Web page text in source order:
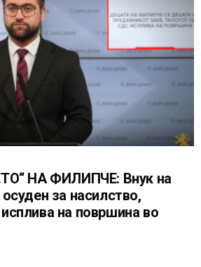
НА ФИЛИПЧЕ: Внук на
за насилство,
на површина во